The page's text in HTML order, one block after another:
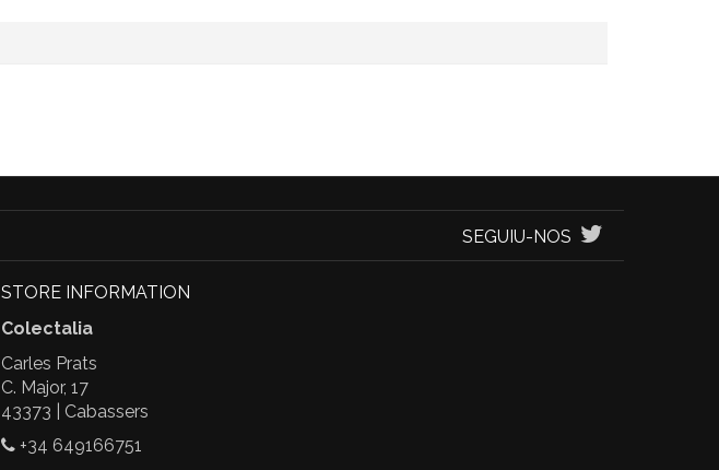
SEGUIU-NOS
STORE INFORMATION
Colectalia
Carles Prats
C. Major, 17
43373 | Cabassers
+34 649166751